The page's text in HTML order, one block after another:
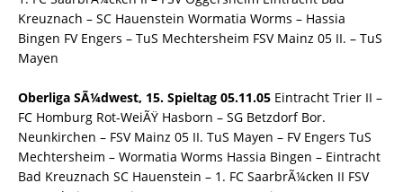
Kreuznach – SC Hauenstein Wormatia Worms – Hassia
Bingen FV Engers – TuS Mechtersheim FSV Mainz 05 II. – TuS
Mayen
Oberliga SÃ¼dwest, 15. Spieltag 05.11.05 Eintracht Trier II –
FC Homburg Rot-WeiÃŸ Hasborn – SG Betzdorf Bor.
Neunkirchen – FSV Mainz 05 II. TuS Mayen – FV Engers TuS
Mechtersheim – Wormatia Worms Hassia Bingen – Eintracht
Bad Kreuznach SC Hauenstein – 1. FC SaarbrÃ¼cken II FSV